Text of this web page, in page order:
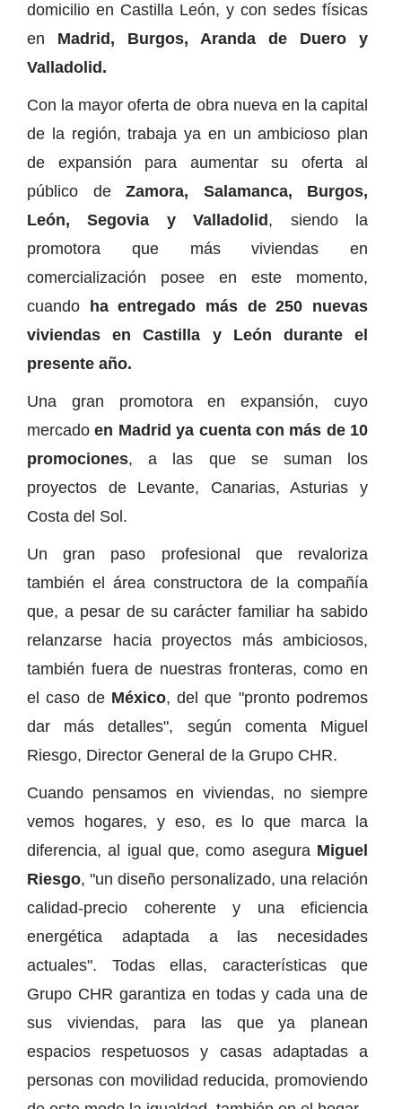
domicilio en Castilla León, y con sedes físicas
en Madrid, Burgos, Aranda de Duero y
Valladolid.
Con la mayor oferta de obra nueva en la capital
de la región, trabaja ya en un ambicioso plan
de expansión para aumentar su oferta al
público deZamora, Salamanca, Burgos,
León, Segovia y Valladolid, siendo la
promotora que más viviendas en
comercialización posee en este momento,
cuando ha entregado más de 250 nuevas
viviendas en Castilla y León durante el
presente año.
Una gran promotora en expansión, cuyo
mercadoen Madrid ya cuenta con más de 10
promociones, a las que se suman los
proyectos de Levante, Canarias, Asturias y
Costa del Sol.
Un gran paso profesional que revaloriza
también el área constructora de la compañía
que, a pesar de su carácter familiar ha sabido
relanzarse hacia proyectos más ambiciosos,
también fuera de nuestras fronteras, como en
el caso de México, del que "pronto podremos
dar más detalles", según comenta Miguel
Riesgo, Director General de la Grupo CHR.
Cuando pensamos en viviendas, no siempre
vemos hogares, y eso, es lo que marca la
diferencia, al igual que, como asegura Miguel
Riesgo, "un diseño personalizado, una relación
calidad-precio coherente y una eficiencia
energética adaptada a las necesidades
actuales". Todas ellas, características que
Grupo CHR garantiza en todas y cada una de
sus viviendas, para las que ya planean
espacios respetuosos y casas adaptadas a
personas con movilidad reducida, promoviendo